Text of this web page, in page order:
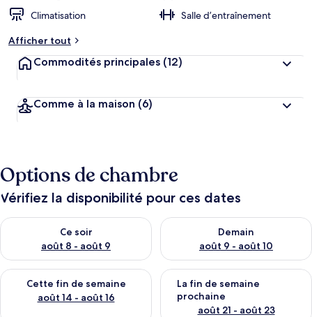
Climatisation
Salle d’entraînement
Afficher tout
Commodités principales (12)
Comme à la maison (6)
Options de chambre
Vérifiez la disponibilité pour ces dates
Ce soir
août 8 - août 9
Vérifier la disponibilité pour ce soir août 8 - août 9
Demain
août 9 - août 10
Vérifier la disponibilité pour
Cette fin de semaine
août 14 - août 16
Vérifier la disponibilité pour cette fin de semaine août 14 -
La fin de semaine
prochaine
août 21 - août 23
Vérifier la disponibilité pour